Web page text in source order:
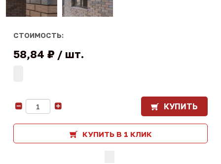
СТОИМОСТЬ:
58,84 ₽ шт.
КУПИТЬ
КУПИТЬ В 1 КЛИК